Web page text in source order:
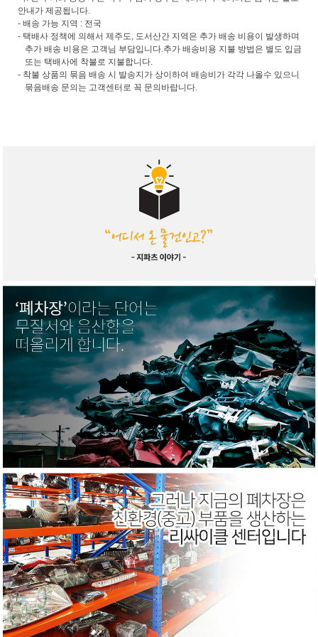
안내가 제공됩니다.
- 배송 가능 지역 : 전국
- 택배사 정책에 의해서 제주도, 도서산간 지역은 추가 배송 비용이 발생하며
추가 배송 비용은 고객님 부담입니다.추가 배송비용 지불 방법은 별도 입금
또는 택배사에 착불로 지불합니다.
- 착불 상품의 묶음 배송 시 발송지가 상이하여 배송비가 각각 나올수 있으니
묶음배송 문의는 고객센터로 꼭 문의바랍니다.